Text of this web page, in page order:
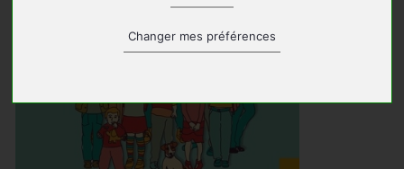
Changer mes préférences